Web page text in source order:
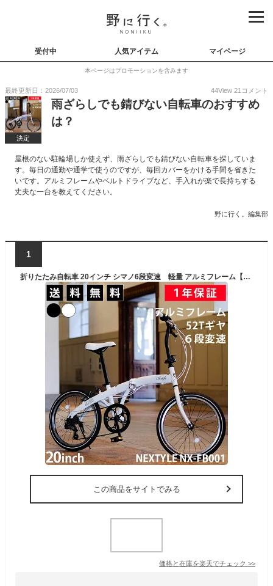
受付中 人気アイテム マイページ
本ページはプロモーションを含みます
最終更新日：2026/07/03 44View 21 コメント
決定
雨ざらしでも錆びない自転車のおすすめ
は？
屋根のない駐輪場しか使えず、雨ざらしでも錆びない自転車を探していま
す。毎日の通勤や通学で使うのですが、毎回カバーをかける手間を省きた
いです。アルミフレームやベルトドライブなど、手入れが楽で長持ちする
丈夫な一台を教えてください。
野に行く。編集部
1
折りたたみ自転車 20インチ シマノ6段変速 軽量 アルミフレーム【メーカー直営店】SHIMANO 52Tフロントギア Vブレーキ 折り畳み自転車 通勤 通学 街乗り おしゃれ ミニベロ 小径車 ネクスタイル NEXTYLE NX-FB001 ブラック ホワイト
この商品をサイトでみる
価格と在庫を楽天でチェック >>